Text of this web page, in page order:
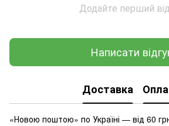
Додайте перший
Написати
Доставка
«Новою поштою» по Україні — від 60